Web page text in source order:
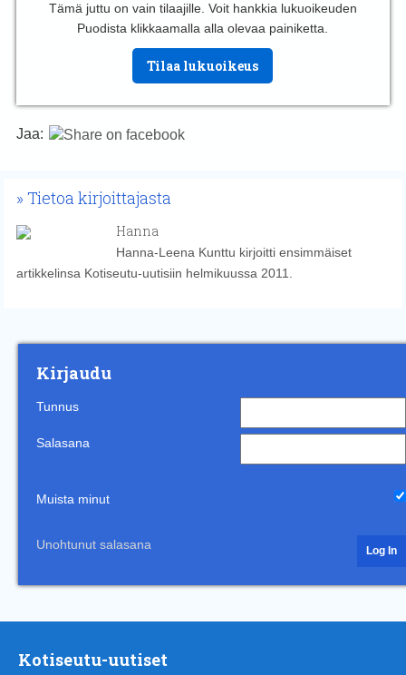
Tämä juttu on vain tilaajille. Voit hankkia lukuoikeuden
Puodista klikkaamalla alla olevaa painiketta.
Tilaa lukuoikeus
Jaa:
Tietoa kirjoittajasta
Hanna
Hanna-Leena Kunttu kirjoitti ensimmäiset
artikkelinsa Kotiseutu-uutisiin helmikuussa 2011.
Kirjaudu
Tunnus
Salasana
Muista minut
Unohtunut salasana
Kotiseutu-uutiset